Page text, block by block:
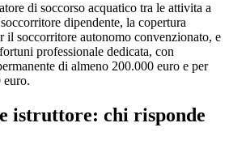
di soccorso acquatico tra le attivita a
dipendente, la copertura
soccorritore autonomo convenzionato, e
professionale dedicata, con
di almeno 200.000 euro e per
euro.
istruttore: chi risponde